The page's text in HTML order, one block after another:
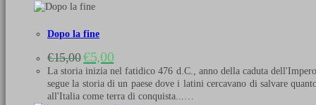
Dopo la fine
€15,00Il
prezzo
originale
era:
€15,00.
€5,00Il
prezzo
attuale
è:
€5,00.
La storia inizia nel fatidico 476 d.C., anno della caduta
segue la storia di un paese dove i latini cercavano di salvare
all'Italia come terra di conquista...…